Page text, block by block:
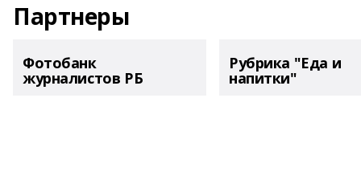
Партнеры
Фотобанк
журналистов РБ
Рубрика "Еда и
напитки"